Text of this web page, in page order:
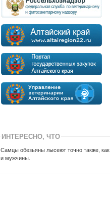
ИНТЕРЕСНО, ЧТО
Самцы обезьяны лысеют точно также, как
и мужчины.